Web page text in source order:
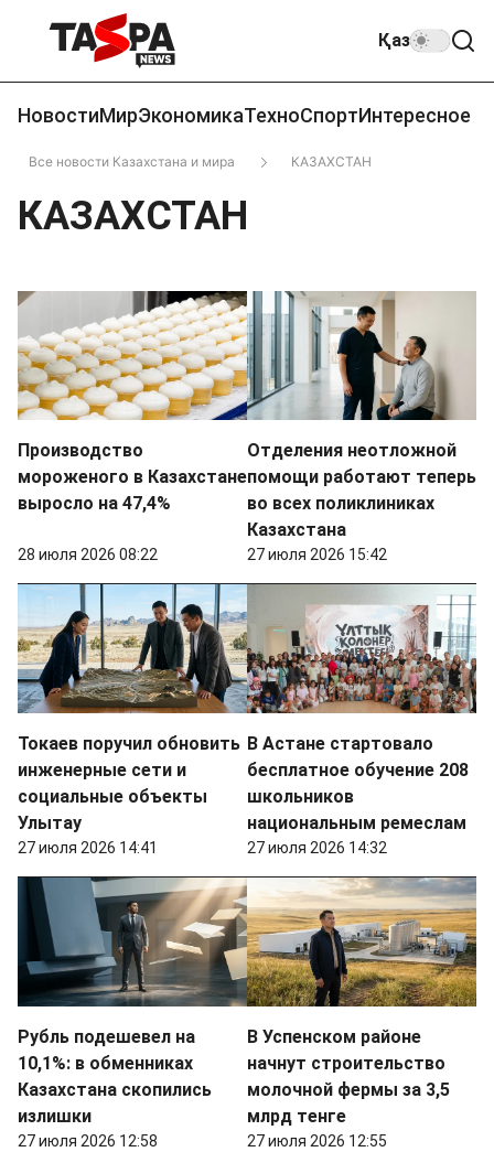
Қаз
НовостиМирЭкономикаТехноСпортИнтересное
Все новости Казахстана и мира КАЗАХСТАН
КАЗАХСТАН
Производство
мороженого в Казахстане
выросло на 47,4%
28 июля 2026 08:22
Отделения неотложной
помощи работают теперь
во всех поликлиниках
Казахстана
27 июля 2026 15:42
Токаев поручил обновить
инженерные сети и
социальные объекты
Улытау
27 июля 2026 14:41
В Астане стартовало
бесплатное обучение 208
школьников
национальным ремеслам
27 июля 2026 14:32
Рубль подешевел на
10,1%: в обменниках
Казахстана скопились
излишки
27 июля 2026 12:58
В Успенском районе
начнут строительство
молочной фермы за 3,5
млрд тенге
27 июля 2026 12:55